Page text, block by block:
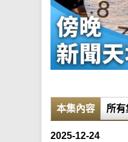
本集內容 所有
2025-12-24